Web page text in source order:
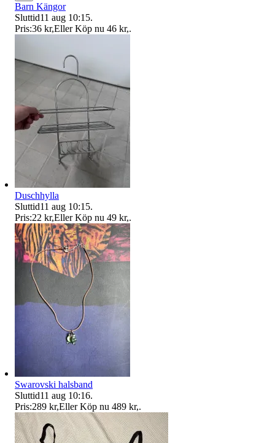
Barn Kängor
Sluttid11 aug 10:15.
Pris:36 kr,Eller Köp nu 46 kr,.
Duschhylla
Sluttid11 aug 10:15.
Pris:22 kr,Eller Köp nu 49 kr,.
Swarovski halsband
Sluttid11 aug 10:16.
Pris:289 kr,Eller Köp nu 489 kr,.